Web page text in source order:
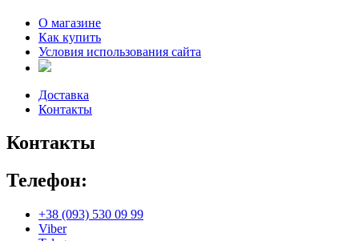
О магазине
Как купить
Условия использования сайта
Доставка
Контакты
Контакты
Телефон:
+38 (093) 530 09 99
Viber